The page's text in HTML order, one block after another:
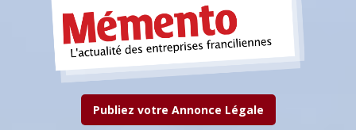
Publiez votre Annonce Légale